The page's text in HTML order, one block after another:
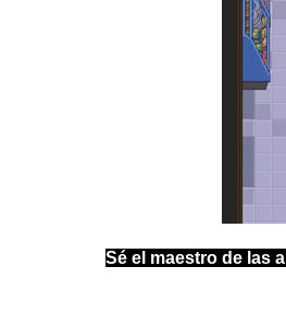
Sé el maestro de las